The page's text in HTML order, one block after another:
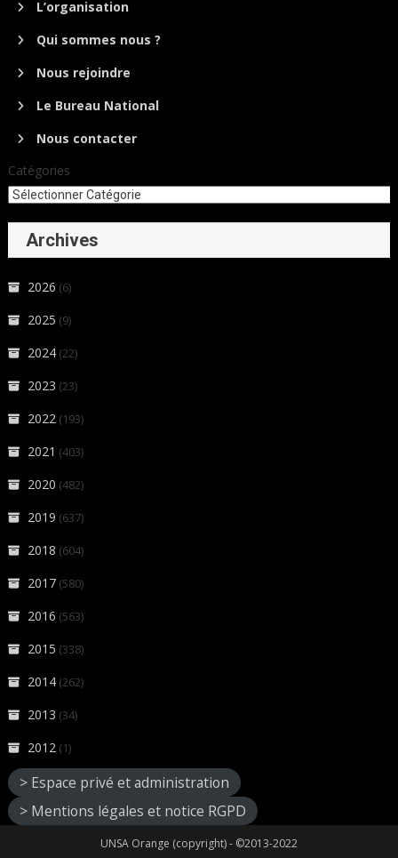
L’organisation
Qui sommes nous ?
Nous rejoindre
Le Bureau National
Nous contacter
Catégories
Archives
2026 (6)
2025 (9)
2024 (22)
2023 (23)
2022 (193)
2021 (403)
2020 (482)
2019 (637)
2018 (604)
2017 (580)
2016 (563)
2015 (338)
2014 (262)
2013 (34)
2012 (1)
> Espace privé et administration
> Mentions légales et notice RGPD
UNSA Orange (copyright) - ©2013-2022